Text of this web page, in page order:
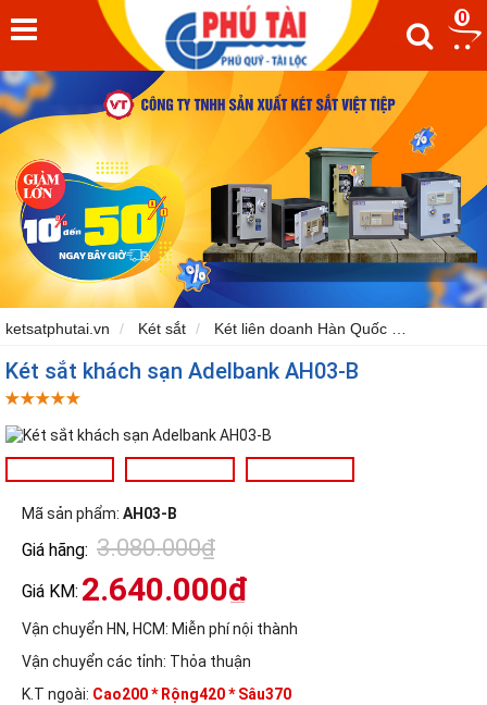
0
ketsatphutai.vn Két sắt Két liên doanh Hàn Quốc
Két sắt khách sạn Adelbank AH03-B
Mã sản phẩm: AH03-B
Giá hãng: 3.080.000₫
Giá KM: 2.640.000₫
Vận chuyển HN, HCM: Miễn phí nội thành
Vận chuyển các tỉnh: Thỏa thuận
K.T ngoài: Cao200 * Rộng420 * Sâu370
14%